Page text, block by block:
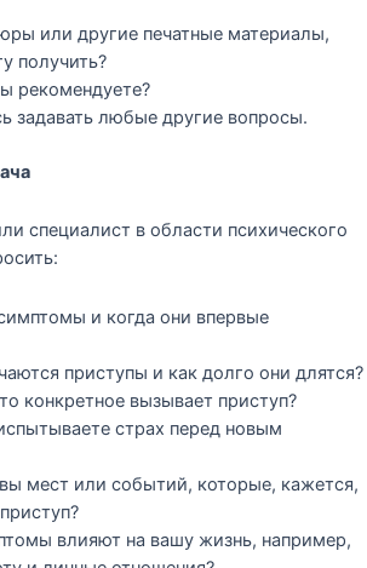
или другие печатные материалы,
получить?
рекомендуете?
задавать любые другие вопросы.
специалист в области психического
и когда они впервые
приступы и как долго они длятся?
конкретное вызывает приступ?
страх перед новым
мест или событий, которые, кажется,
влияют на вашу жизнь, например,